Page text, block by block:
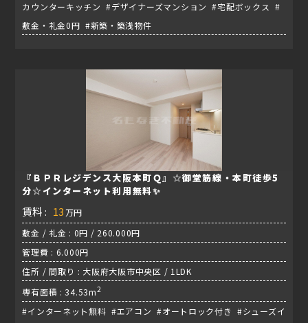
カウンターキッチン #デザイナーズマンション #宅配ボックス #
敷金・礼金0円 #新築・築浅物件
『ＢＰＲレジデンス大阪本町Ｑ』☆御堂筋線・本町徒歩5
分☆インターネット利用無料✨
賃料 : 13 万円
敷金 / 礼金 : 0円 / 260.000円
管理費 : 6.000円
住所 / 間取り : 大阪府大阪市中央区 / 1LDK
専有面積 : 34.53m2
#インターネット無料 #エアコン #オートロック付き #シューズイ